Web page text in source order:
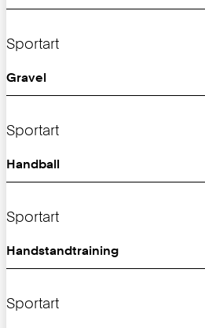
Sportart
Gravel
Sportart
Handball
Sportart
Handstandtraining
Sportart